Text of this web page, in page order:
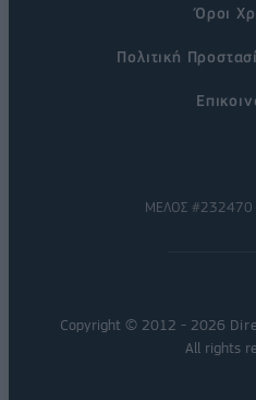
Όροι
Πολιτική
ΜΕΛΟΣ #232470
Copyright © 2012 - 2026
All rights